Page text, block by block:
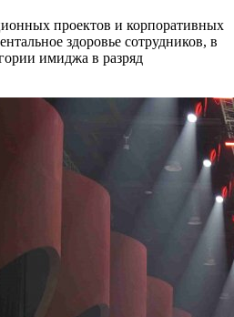
проектов и корпоративных
здоровье сотрудников, в
имиджа в разряд